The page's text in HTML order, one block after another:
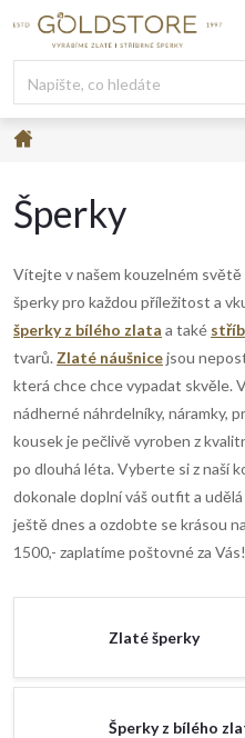
Šperky
Vítejte v našem kouzelném
šperky pro každou příležitost a
šperky z bílého zlata a také
tvarů. Zlaté náušnicejsou
která chce chce vypadat skvěle.
nádherné náhrdelníky, náramky,
kousek je pečlivě vyroben z
po dlouhá léta. Vyberte si z naší
dokonale doplní váš outfit a
ještě dnes a ozdobte se krásou
1500,- zaplatíme poštovné za Vás!
Zlaté šperky
Šperky z bílého